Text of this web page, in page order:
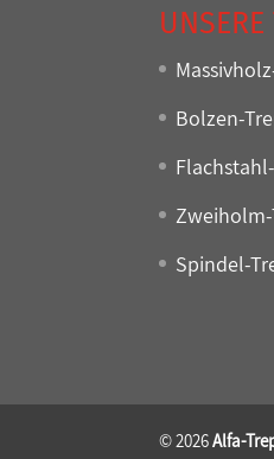
UNSERE
Bolzen-
Spindel-
© 2026Alfa-